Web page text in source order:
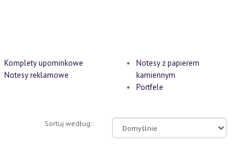
Komplety upominkowe
Notesy reklamowe
Notesy z papierem
kamiennym
Portfele
Sortuj według::